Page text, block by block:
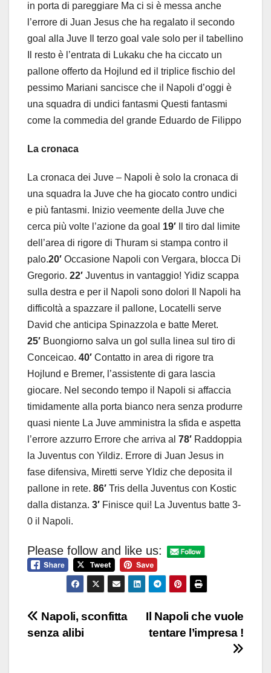
in porta di pareggiare Ma ci si è messa anche
l’errore di Juan Jesus che ha regalato il secondo
goal alla Juve Il terzo goal vale solo per il tabellino
Il resto è l’entrata di Lukaku che ha ciccato un
pallone offerto da Hojlund ed il triplice fischio del
pessimo Mariani sancisce che il Napoli d’oggi è
una squadra di undici fantasmi Questi fantasmi
come la commedia del grande Eduardo de Filippo
La cronaca
La cronaca dei Juve – Napoli è solo la cronaca di
una squadra la Juve che ha giocato contro undici
e più fantasmi. Inizio veemente della Juve che
cerca più volte l’azione da goal 19′
Il tiro dal limite
dell’area di rigore di Thuram si stampa contro il
palo.20′ Occasione Napoli con Vergara, blocca Di
Gregorio. 22′ Juventus in vantaggio! Yidiz scappa
sulla destra e per il Napoli sono dolori Il Napoli ha
difficoltà a spazzare il pallone, Locatelli serve
David che anticipa Spinazzola e batte Meret.
25′ Buongiorno salva un gol sulla linea sul tiro di
Conceicao. 40′ Contatto in area di rigore tra
Hojlund e Bremer, l’assistente di gara lascia
giocare. Nel secondo tempo il Napoli si affaccia
timidamente alla porta bianco nera senza produrre
quasi niente La Juve amministra la sfida e aspetta
l’errore azzurro Errore che arriva al 78′ Raddoppia
la Juventus con Yildiz. Errore di Juan Jesus in
fase difensiva, Miretti serve Yldiz che deposita il
pallone in rete. 86′ Tris della Juventus con Kostic
dalla distanza. 3′ Finisce qui! La Juventus batte 3-
0 il Napoli.
Please follow and like us:
Navigazione
Il Napoli che vuole
tentare l’impresa !
Napoli, sconfitta
senza alibi